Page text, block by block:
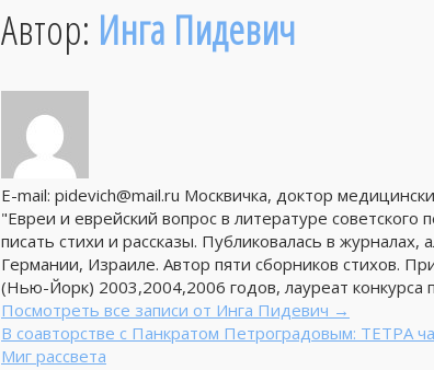
Автор: Инга Пидевич
E-mail: pidevich@mail.ru Москвичка, доктор
"Евреи и еврейский вопрос в литературе
писать стихи и рассказы. Публиковалась в
Германии, Израиле. Автор пяти сборников стихов.
(Нью-Йорк) 2003,2004,2006 годов, лауреат
Посмотреть все записи от Инга Пидевич →
В соавторстве с Панкратом Петроградовым: ТЕТРА
Миг рассвета